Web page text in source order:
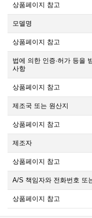
상품페이지 참고
모델명
상품페이지 참고
법에 의한 인증·허가 등을
사항
상품페이지 참고
제조국 또는 원산지
상품페이지 참고
제조자
상품페이지 참고
A/S 책임자와 전화번호 또
상품페이지 참고